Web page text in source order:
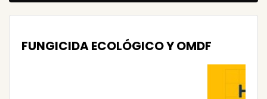
FUNGICIDA ECOLÓGICO Y OMDF